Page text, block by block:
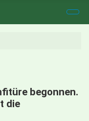
begonnen.
die